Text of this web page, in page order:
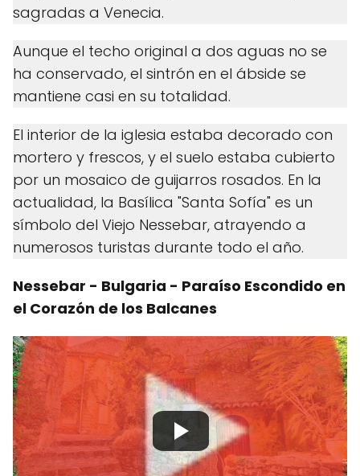
sagradas a Venecia.
Aunque el techo original a dos aguas no se
ha conservado, el sintrón en el ábside se
mantiene casi en su totalidad.
El interior de la iglesia estaba decorado con
mortero y frescos, y el suelo estaba cubierto
por un mosaico de guijarros rosados. En la
actualidad, la Basílica "Santa Sofía" es un
símbolo del Viejo Nessebar, atrayendo a
numerosos turistas durante todo el año.
Nessebar - Bulgaria - Paraíso Escondido en
el Corazón de los Balcanes